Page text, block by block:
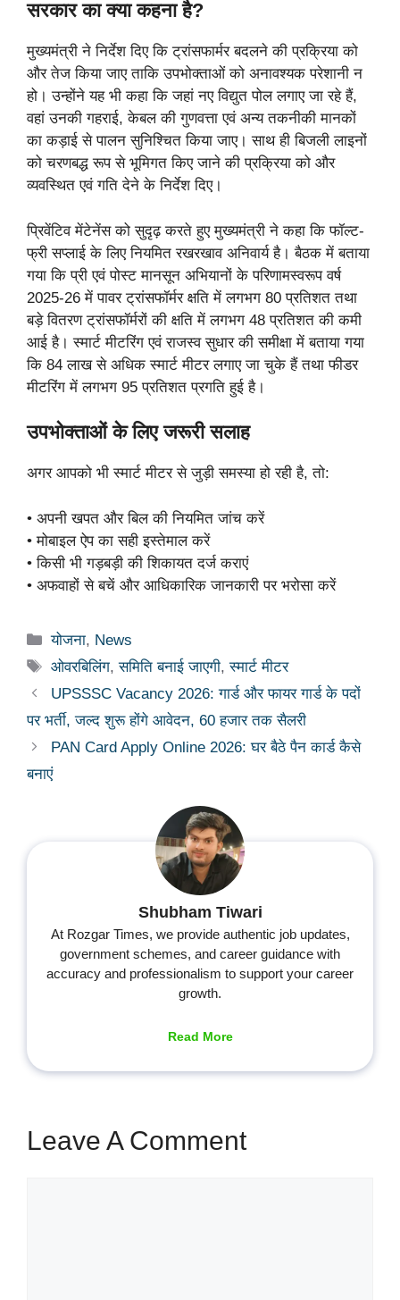
सरकार का क्या कहना है?
मुख्यमंत्री ने निर्देश दिए कि ट्रांसफार्मर बदलने की प्रक्रिया को
और तेज किया जाए ताकि उपभोक्ताओं को अनावश्यक परेशानी न
हो। उन्होंने यह भी कहा कि जहां नए विद्युत पोल लगाए जा रहे हैं,
वहां उनकी गहराई, केबल की गुणवत्ता एवं अन्य तकनीकी मानकों
का कड़ाई से पालन सुनिश्चित किया जाए। साथ ही बिजली लाइनों
को चरणबद्ध रूप से भूमिगत किए जाने की प्रक्रिया को और
व्यवस्थित एवं गति देने के निर्देश दिए।
प्रिवेंटिव मेंटेनेंस को सुदृढ़ करते हुए मुख्यमंत्री ने कहा कि फॉल्ट-
फ्री सप्लाई के लिए नियमित रखरखाव अनिवार्य है। बैठक में बताया
गया कि प्री एवं पोस्ट मानसून अभियानों के परिणामस्वरूप वर्ष
2025-26 में पावर ट्रांसफॉर्मर क्षति में लगभग 80 प्रतिशत तथा
बड़े वितरण ट्रांसफॉर्मरों की क्षति में लगभग 48 प्रतिशत की कमी
आई है। स्मार्ट मीटरिंग एवं राजस्व सुधार की समीक्षा में बताया गया
कि 84 लाख से अधिक स्मार्ट मीटर लगाए जा चुके हैं तथा फीडर
मीटरिंग में लगभग 95 प्रतिशत प्रगति हुई है।
उपभोक्ताओं के लिए जरूरी सलाह
अगर आपको भी स्मार्ट मीटर से जुड़ी समस्या हो रही है, तो:
• अपनी खपत और बिल की नियमित जांच करें
• मोबाइल ऐप का सही इस्तेमाल करें
• किसी भी गड़बड़ी की शिकायत दर्ज कराएं
• अफवाहों से बचें और आधिकारिक जानकारी पर भरोसा करें
Categories
योजना, News
Tags
ओवरबिलिंग,समिति बनाई जाएगी,स्मार्ट मीटर
UPSSSC Vacancy 2026: गार्ड और फायर गार्ड के पदों
पर भर्ती, जल्द शुरू होंगे आवेदन, 60 हजार तक सैलरी
PAN Card Apply Online 2026: घर बैठे पैन कार्ड कैसे
बनाएं
Shubham Tiwari
At Rozgar Times, we provide authentic job updates,
government schemes, and career guidance with
accuracy and professionalism to support your career
growth.
Read More
Leave A Comment